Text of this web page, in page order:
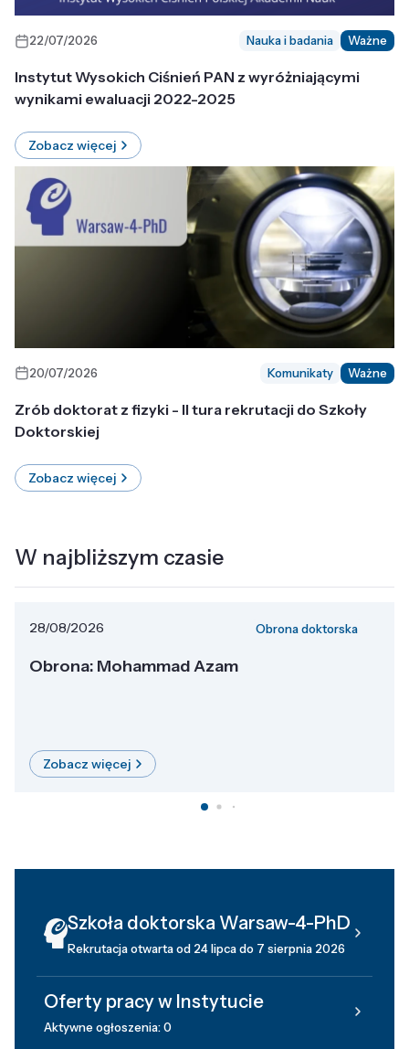
22/07/2026 Nauka i badania Ważne
Instytut Wysokich Ciśnień PAN z wyróżniającymi
wynikami ewaluacji 2022-2025
Zobacz więcej
20/07/2026 Komunikaty Ważne
Zrób doktorat z fizyki - II tura rekrutacji do Szkoły
Doktorskiej
Zobacz więcej
W najbliższym czasie
28/08/2026 Obrona doktorska
Obrona: Mohammad Azam
Zobacz więcej
Szkoła doktorska Warsaw-4-PhD
Rekrutacja otwarta od 24 lipca do 7 sierpnia 2026
Oferty pracy w Instytucie
Aktywne ogłoszenia: 0